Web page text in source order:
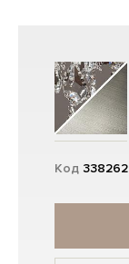
Код 338262